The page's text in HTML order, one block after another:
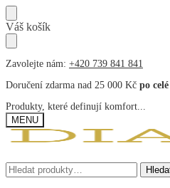
Přeskočit
na
navigaci
Přeskočit
na
obsah
Váš košík
Zavolejte nám: +420 739 841 841
Doručení zdarma nad 25 000 Kč po
Produkty, které definují komfort...
MENU
Hledat:
Hledat: